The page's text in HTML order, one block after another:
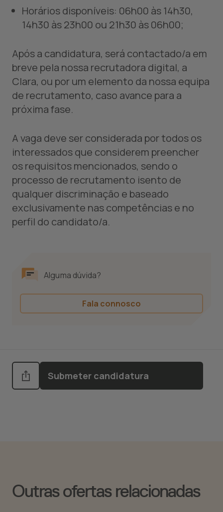
Horários disponíveis: 06h00 às 14h30,
14h30 às 23h00 ou 21h30 às 06h00;
Após a candidatura, será contactado/a em
breve pela nossa recrutadora digital, a
Clara, ou por um elemento da nossa equipa
de recrutamento, caso avance para a
próxima fase.
A vaga deve ser considerada por todos os
interessados que considerem preencher
os requisitos mencionados, sendo o
processo de recrutamento isento de
qualquer discriminação e baseado
exclusivamente nas competências e no
perfil do candidato/a.
Alguma dúvida?
Fala connosco
Submeter candidatura
Outras ofertas relacionadas